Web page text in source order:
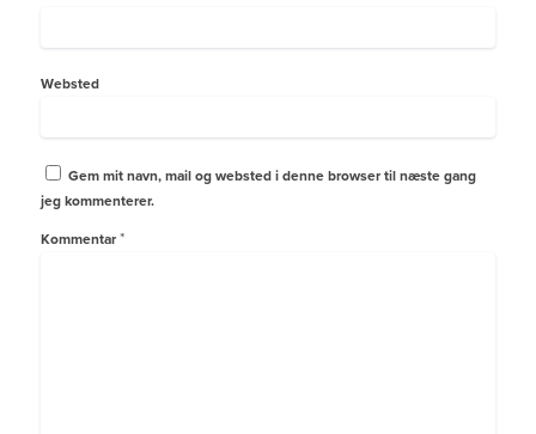
Websted
Gem mit navn, mail og websted i denne browser til næste gang
jeg kommenterer.
Kommentar *